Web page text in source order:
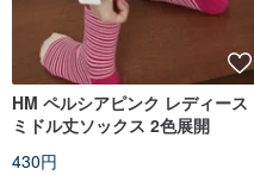
HM ペルシアピンク レディース
ミドル丈ソックス 2色展開
430円